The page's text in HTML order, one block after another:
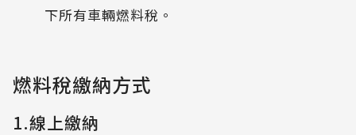
下所有車輛燃料稅。
燃料稅繳納方式
1.線上繳納